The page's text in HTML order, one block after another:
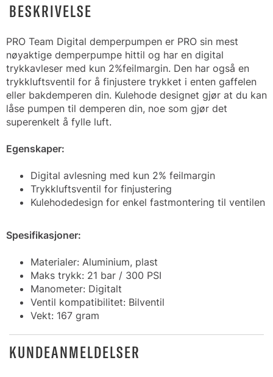
BESKRIVELSE
PRO Team Digital demperpumpen er PRO sin mest
nøyaktige demperpumpe hittil og har en digital
trykkavleser med kun 2%feilmargin. Den har også en
trykkluftsventil for å finjustere trykket i enten gaffelen
eller bakdemperen din. Kulehode designet gjør at du kan
låse pumpen til demperen din, noe som gjør det
superenkelt å fylle luft.
Egenskaper:
Digital avlesning med kun 2% feilmargin
Trykkluftsventil for finjustering
Kulehodedesign for enkel fastmontering til ventilen
Spesifikasjoner:
Materialer: Aluminium, plast
Maks trykk: 21 bar / 300 PSI
Manometer: Digitalt
Ventil kompatibilitet: Bilventil
Vekt: 167 gram
KUNDEANMELDELSER